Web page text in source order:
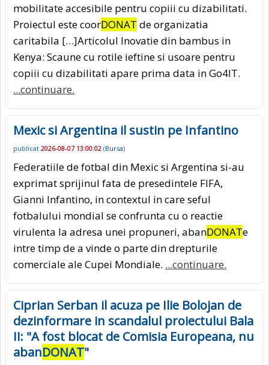
mobilitate accesibile pentru copiii cu dizabilitati.
Proiectul este coorDONAT de organizatia
caritabila […]Articolul Inovatie din bambus in
Kenya: Scaune cu rotile ieftine si usoare pentru
copiii cu dizabilitati apare prima data in Go4IT.
...continuare.
Mexic si Argentina il sustin pe Infantino
publicat 2026-08-07 13:00:02 (Bursa)
Federatiile de fotbal din Mexic si Argentina si-au
exprimat sprijinul fata de presedintele FIFA,
Gianni Infantino, in contextul in care seful
fotbalului mondial se confrunta cu o reactie
virulenta la adresa unei propuneri, abanDONATe
intre timp de a vinde o parte din drepturile
comerciale ale Cupei Mondiale. ...continuare.
Ciprian Serban il acuza pe Ilie Bolojan de
dezinformare in scandalul proiectului Bala
II: "A fost blocat de Comisia Europeana, nu
abanDONAT"